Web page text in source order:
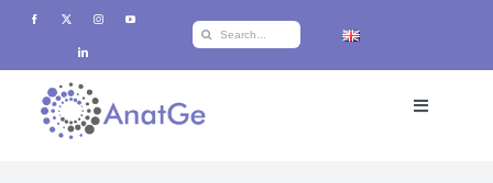
Saltar
contenido
Buscar:
Toggle